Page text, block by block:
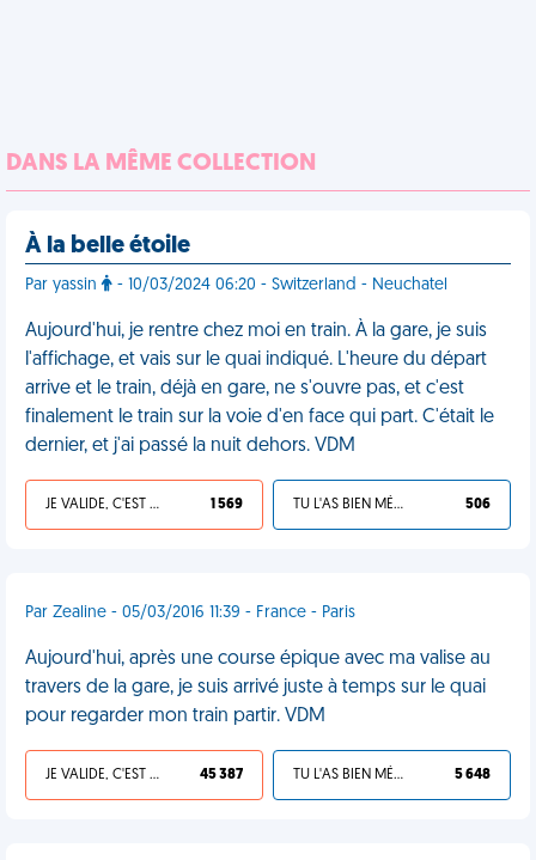
DANS LA MÊME COLLECTION
À la belle étoile
Par yassin - 10/03/2024 06:20 - Switzerland - Neuchatel
Aujourd'hui, je rentre chez moi en train. À la gare, je suis
l'affichage, et vais sur le quai indiqué. L'heure du départ
arrive et le train, déjà en gare, ne s'ouvre pas, et c'est
finalement le train sur la voie d'en face qui part. C'était le
dernier, et j'ai passé la nuit dehors. VDM
JE VALIDE, C'EST UNE VDM 1 569 TU L'AS BIEN MÉRITÉ 506
Par Zealine - 05/03/2016 11:39 - France - Paris
Aujourd'hui, après une course épique avec ma valise au
travers de la gare, je suis arrivé juste à temps sur le quai
pour regarder mon train partir. VDM
JE VALIDE, C'EST UNE VDM 45 387 TU L'AS BIEN MÉRITÉ 5 648